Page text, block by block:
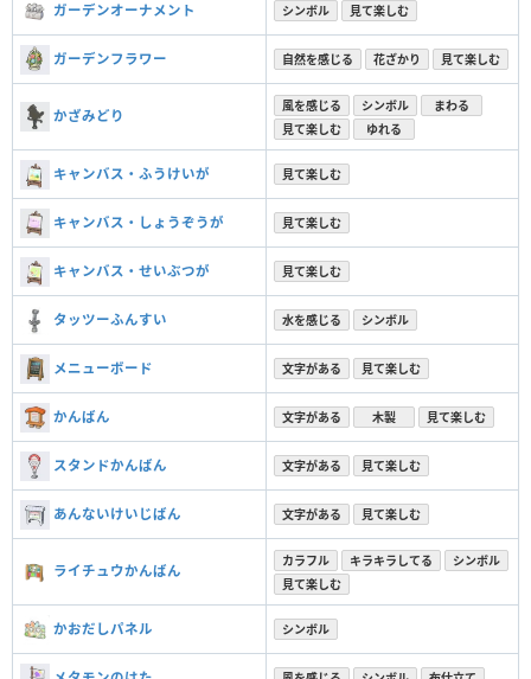
ガーデンオーナメント シンボル 見て楽しむ
ガーデンフラワー 自然を感じる 花ざかり 見て楽しむ
かざみどり
風を感じる シンボル
まわる
見て楽しむ
ゆれる
キャンバス・ふうけいが 見て楽しむ
キャンバス・しょうぞうが 見て楽しむ
キャンバス・せいぶつが 見て楽しむ
タッツーふんすい 水を感じる シンボル
メニューボード 文字がある 見て楽しむ
かんばん 文字がある 木製 見て楽しむ
スタンドかんばん 文字がある 見て楽しむ
あんないけいじばん 文字がある 見て楽しむ
ライチュウかんばん
カラフル キラキラしてる
シンボル
見て楽しむ
かおだしパネル シンボル